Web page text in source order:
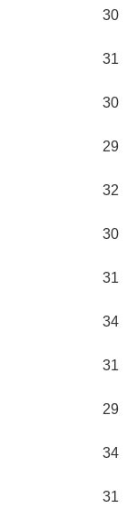
30
31
30
29
32
30
31
34
31
29
34
31